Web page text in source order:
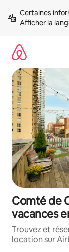
directement
Afficher la
Comté de
vacances
Trouvez et
location sur